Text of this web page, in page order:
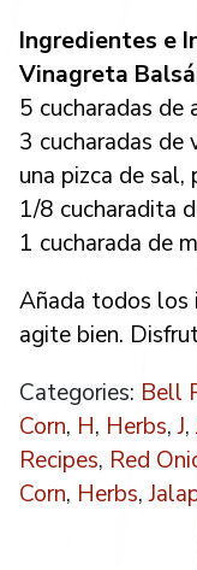
Ingredientes e
Vinagreta
5 cucharadas de
3 cucharadas de
una pizca de
1/8 cucharadita
1 cucharada de
Añada todos los
agite bien.
Categories: Bell
Corn, H, Herbs, J,
Recipes, Red
Corn, Herbs,